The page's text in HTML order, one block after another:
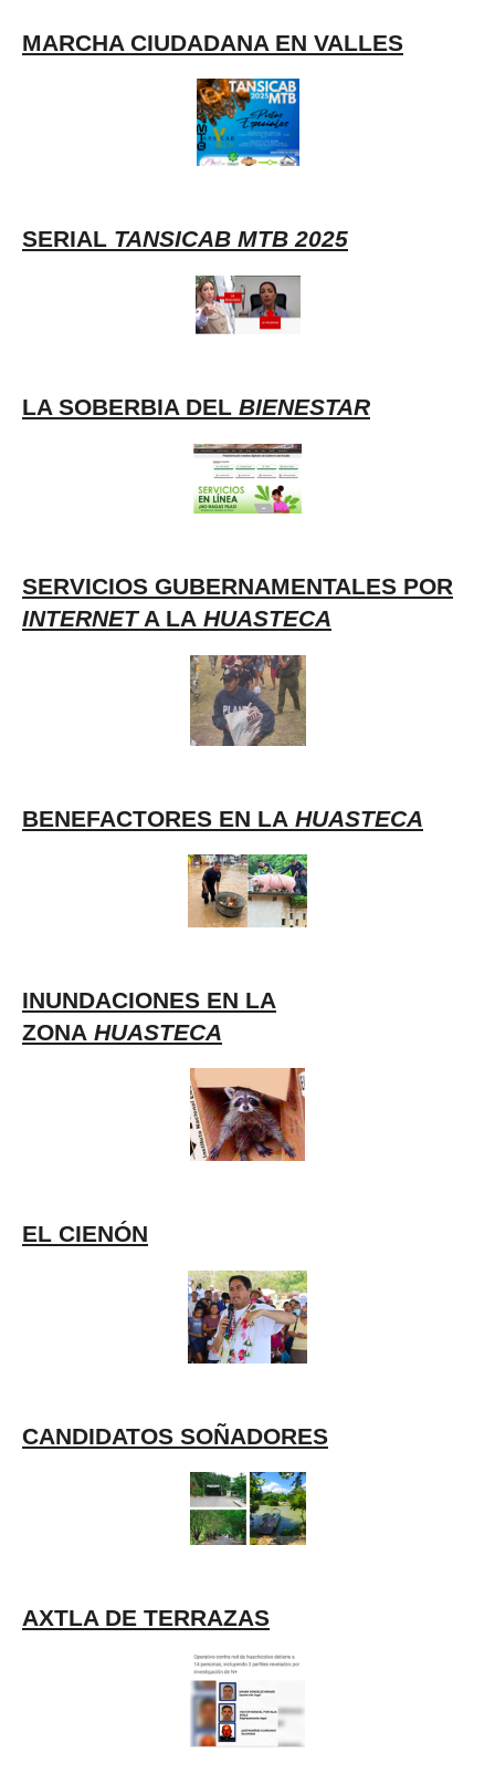
MARCHA CIUDADANA EN VALLES
SERIAL TANSICAB MTB 2025
LA SOBERBIA DEL BIENESTAR
SERVICIOS GUBERNAMENTALES POR
INTERNETA LA HUASTECA
BENEFACTORES EN LA HUASTECA
INUNDACIONES EN LA
ZONA HUASTECA
EL CIENÓN
CANDIDATOS SOÑADORES
AXTLA DE TERRAZAS